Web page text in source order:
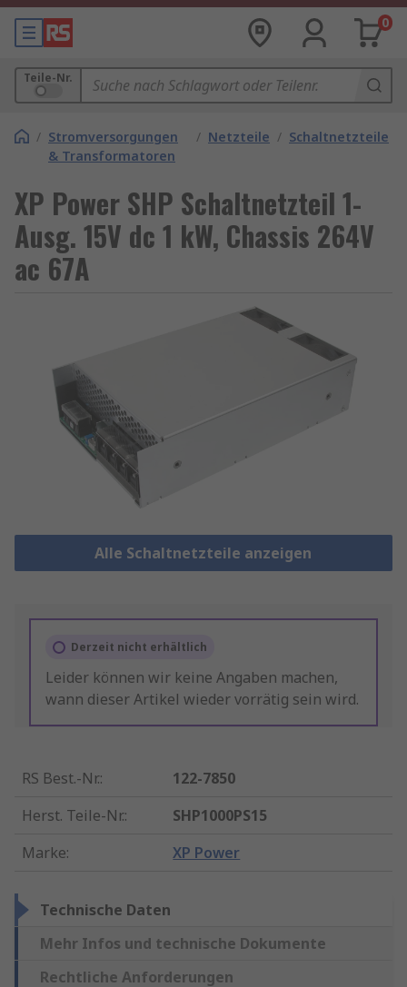
0
Teile-Nr.
/ Stromversorgungen
& Transformatoren
/ Netzteile / Schaltnetzteile
XP Power SHP Schaltnetzteil 1-
Ausg. 15V dc 1 kW, Chassis 264V
ac 67A
Alle Schaltnetzteile anzeigen
Derzeit nicht erhältlich
Leider können wir keine Angaben machen,
wann dieser Artikel wieder vorrätig sein wird.
RS Best.-Nr.:
122-7850
Herst. Teile-Nr.:
SHP1000PS15
Marke: XP Power
Technische Daten
Mehr Infos und technische Dokumente
Rechtliche Anforderungen